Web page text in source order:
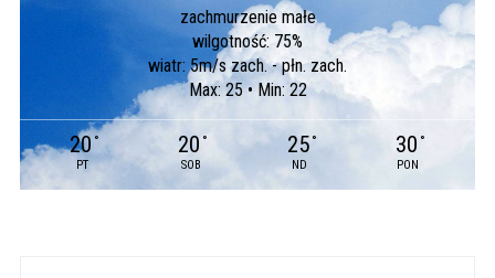
zachmurzenie małe
wilgotność: 75%
wiatr: 5m/s zach. - płn. zach.
Max: 25 • Min: 22
20 °
PT
20 °
SOB
25 °
ND
30 °
PON